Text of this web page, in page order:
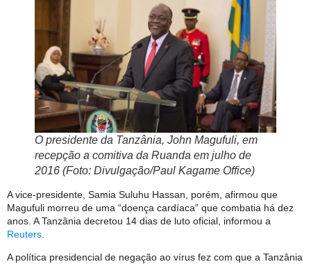
O presidente da Tanzânia, John Magufuli, em
recepção a comitiva da Ruanda em julho de
2016 (Foto: Divulgação/Paul Kagame Office)
A vice-presidente, Samia Suluhu Hassan, porém, afirmou que
Magufuli morreu de uma “doença cardíaca” que combatia há dez
anos. A Tanzânia decretou 14 dias de luto oficial, informou a
Reuters
A política presidencial de negação ao vírus fez com que a Tanzânia